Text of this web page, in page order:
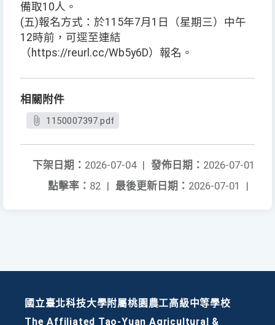
備取10人。
(五)報名方式：於115年7月1日（星期三）中午
12時前，可逕至連結
（https://reurl.cc/Wb5y6D）報名。
相關附件
1150007397.pdf
發佈日期： 2026-07-01
下架日期： 2026-07-04 |
最後更新日期： 2026-07-01 |
點擊率： 82 |
國立臺北科技大學附屬桃園農工高級中等學校
The Affiliated Tao-Yuan Agricultural &